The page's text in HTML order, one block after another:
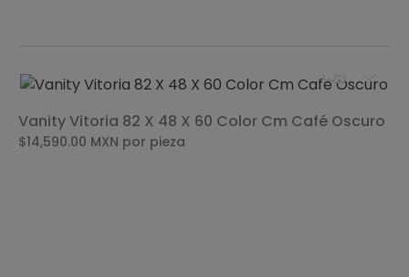
Vanity Vitoria 82 X 48 X 60 Color Cm Café Oscuro
$14,590.00 MXN por pieza